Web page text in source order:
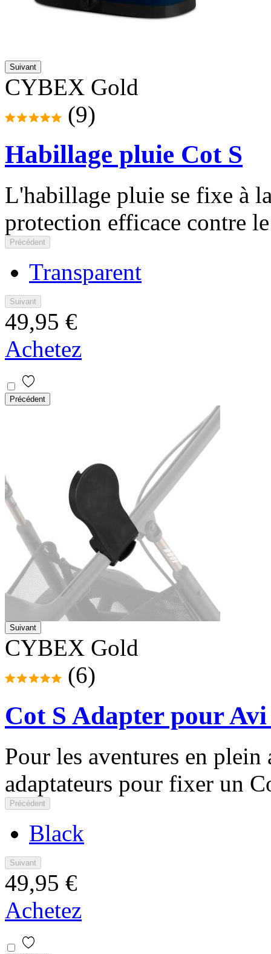
Suivant
CYBEX Gold
(9)
Habillage pluie Cot S
L'habillage pluie se fixe à
protection efficace contre
Précédent
Transparent
Suivant
49,95 €
Achetez
Précédent
Suivant
CYBEX Gold
(6)
Cot S Adapter pour
Pour les aventures en plein
adaptateurs pour fixer un
Précédent
Black
Suivant
49,95 €
Achetez